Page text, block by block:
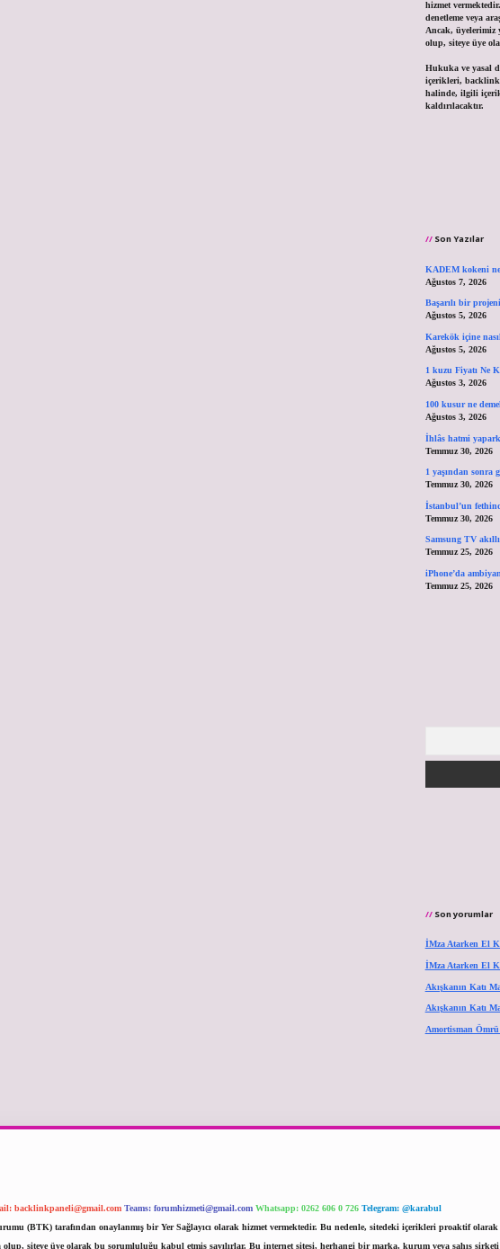
hizmet
denetleme veya
Ancak, üyelerimiz
olup, siteye üye
Hukuka ve yasal
içerikleri,
halinde, ilgili
kaldırılacaktır.
Son Yazılar
KADEM kokeni
Ağustos 7, 2026
Başarılı bir
Ağustos 5, 2026
Karekök içine
Ağustos 5, 2026
1 kuzu Fiyatı Ne
Ağustos 3, 2026
100 kusur ne
Ağustos 3, 2026
İhlâs hatmi
Temmuz 30, 2026
1 yaşından sonra
Temmuz 30, 2026
İstanbul’un
Temmuz 30, 2026
Samsung TV
Temmuz 25, 2026
iPhone’da
Temmuz 25, 2026
Son yorumlar
İMza Atarken El
İMza Atarken El
Akışkanın Katı
Akışkanın Katı
Amortisman Ömrü
backlinkpaneli@gmail.com Teams: forumhizmeti@gmail.com Whatsapp: 0262 606 0 726 Telegram: @karabul
(BTK) tarafından onaylanmış bir Yer Sağlayıcı olarak hizmet vermektedir. Bu nedenle, sitedeki içerikleri proaktif
siteye üye olarak bu sorumluluğu kabul etmiş sayılırlar. Bu internet sitesi, herhangi bir marka, kurum veya şahıs